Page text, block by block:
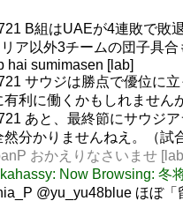
B組はUAEが4連敗で敗
以外3チームの団子具合
hai sumimasen [lab]
サウジは勝点で優位に
利に働くかもしれません
あと、最終節にサウジ
分かりませんねえ。（試
おかえりなさいませ
Now Browsing:
@yu_yu48blue ほぼ